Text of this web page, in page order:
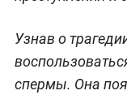
Узнав о
спермы. Она